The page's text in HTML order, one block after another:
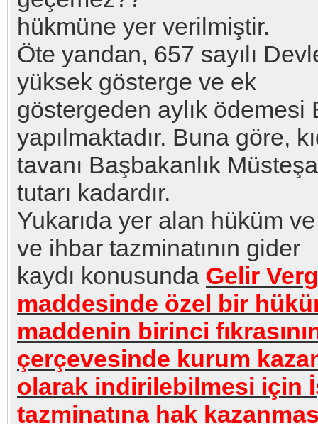
hükmüne yer verilmiştir.
Öte yandan, 657 sayılı
yüksek gösterge ve ek
göstergeden aylık ödemesi
yapılmaktadır. Buna göre,
tavanı Başbakanlık
tutarı kadardır.
Yukarıda yer alan hüküm
ve ihbar tazminatının gider
kaydı konusunda Gelir
maddesinde özel bir
maddenin birinci
çerçevesinde kurum
olarak indirilebilmesi için
tazminatına hak